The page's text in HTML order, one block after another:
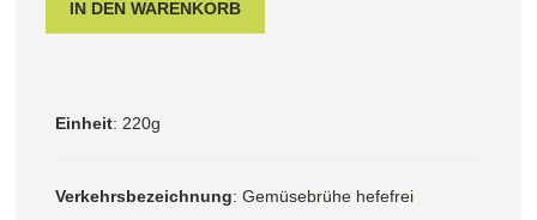
Einheit: 220g
Verkehrsbezeichnung: Gemüsebrühe hefefrei